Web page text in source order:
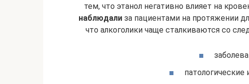
тем, что этанол негативно влияет на
наблюдали за пациентами на протяжении
что алкоголики чаще сталкиваются со
патологические